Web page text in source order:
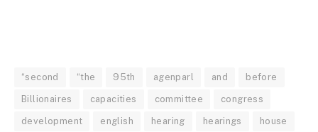
“second “the 95th agenparl and before
Billionaires capacities committee congress
development english hearing hearings house